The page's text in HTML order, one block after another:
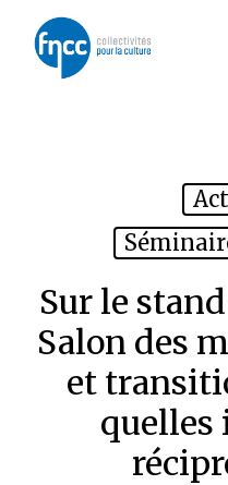
main
content
Sur le
Salon des
et
quelles
Panneau de gestion des